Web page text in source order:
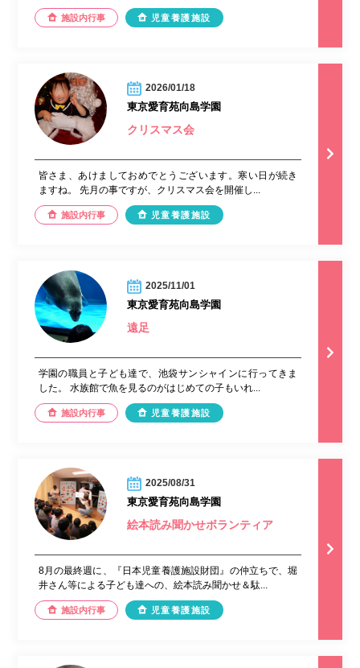
施設内行事 児童養護施設
2026/01/18
東京愛育苑向島学園
クリスマス会
皆さま、あけましておめでとうございます。寒い日が続き
ますね。 先月の事ですが、クリスマス会を開催し...
施設内行事 児童養護施設
2025/11/01
東京愛育苑向島学園
遠足
学園の職員と子ども達で、池袋サンシャインに行ってきま
した。 水族館で魚を見るのがはじめての子もいれ...
施設内行事 児童養護施設
2025/08/31
東京愛育苑向島学園
絵本読み聞かせボランティア
8月の最終週に、『日本児童養護施設財団』の仲立ちで、堀
井さん等による子ども達への、絵本読み聞かせ＆駄...
施設内行事 児童養護施設